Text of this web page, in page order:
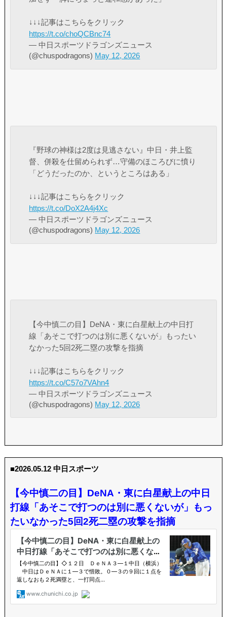
↓↓↓記事はこちらをクリック
https://t.co/choQCBnc74
— 中日スポーツドラゴンズニュース
(@chuspodragons) May 12, 2026
『野球の神様は2度は見逃さない』中日・井上監
督、併殺を仕留められず…守備のほころびに憤り
「どうだったのか、というところはある」
↓↓↓記事はこちらをクリック
https://t.co/DoX2A4j4Xc
— 中日スポーツドラゴンズニュース
(@chuspodragons) May 12, 2026
【今中慎二の目】DeNA・東に白星献上の中日打
線「あそこで打つのは別に悪くないが」もったい
なかった5回2死二塁の攻撃を指摘
↓↓↓記事はこちらをクリック
https://t.co/C57o7VAhn4
— 中日スポーツドラゴンズニュース
(@chuspodragons) May 12, 2026
■2026.05.12 中日スポーツ
【今中慎二の目】DeNA・東に白星献上の中日
打線「あそこで打つのは別に悪くないが」もっ
たいなかった5回2死二塁の攻撃を指摘